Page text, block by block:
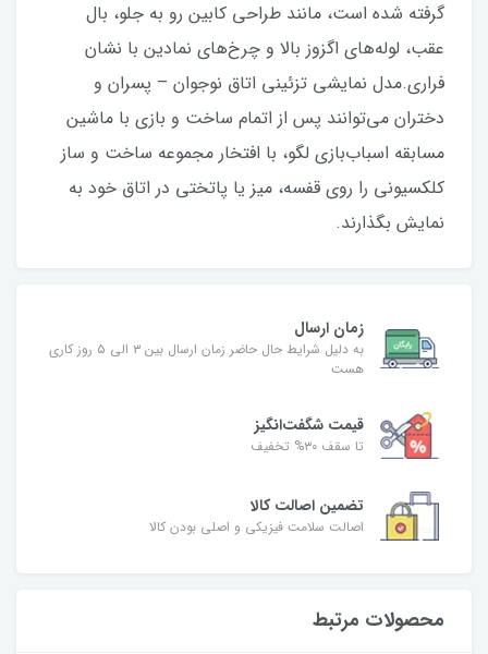
گرفته شده است، مانند طراحی کابین رو به جلو، بال
عقب، لوله‌های اگزوز بالا و چرخ‌های نمادین با نشان
فراری.مدل نمایشی تزئینی اتاق نوجوان – پسران و
دختران می‌توانند پس از اتمام ساخت و بازی با ماشین
مسابقه اسباب‌بازی لگو، با افتخار مجموعه ساخت و ساز
کلکسیونی را روی قفسه، میز یا پاتختی در اتاق خود به
نمایش بگذارند.
زمان ارسال
به دلیل شرایط حال حاضر زمان ارسال بین ۳ الی ۵ روز کاری
هست
قیمت شگفت‌انگیز
تا سقف ۳۰% تخفیف
تضمین اصالت کالا
اصالت سلامت فیزیکی و اصلی بودن کالا
محصولات مرتبط